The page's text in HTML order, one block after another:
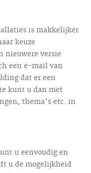
is makkelijker
keuze
nieuwere versie
een e-mail van
dat er een
kunt u dan met
thema's etc. in
u eenvoudig en
u de mogelijkheid